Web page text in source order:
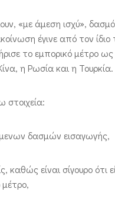
«με άμεση ισχύ»,
έγινε από τον ίδιο
το εμπορικό μέτρο ως
η Ρωσία και η Τουρκία.
στοιχεία:
δασμών εισαγωγής,
είναι σίγουρο ότι